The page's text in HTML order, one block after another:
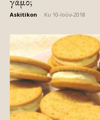
Askitikon Κυ 10-Ιούν-2018